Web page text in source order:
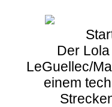
Der
LeGuellec/
einem